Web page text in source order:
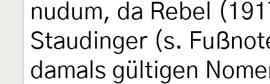
nudum, da Rebel
Staudinger (s.
damals gültigen